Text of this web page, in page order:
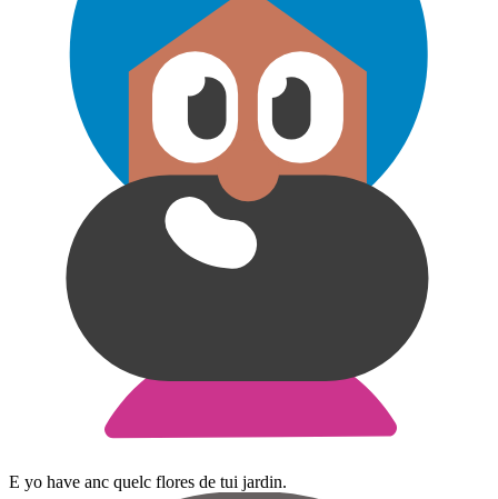
E yo have anc quelc flores de tui jardin.